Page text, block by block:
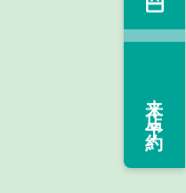
来店予約